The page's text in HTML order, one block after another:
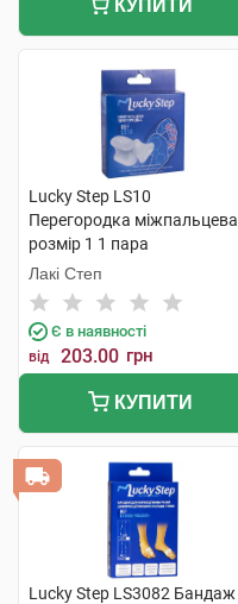
КУПИТИ
Lucky Step LS10
Перегородка міжпальцева
розмір 1 1 пара
Лакі Степ
Є в наявності
від 203.00 грн
КУПИТИ
Lucky Step LS3082 Бандаж